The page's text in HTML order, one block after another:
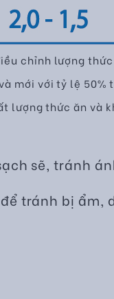
chỉnh lượng
mới với tỷ lệ 50%
lượng thức ăn và
sẽ, tránh
tránh bị ẩm,